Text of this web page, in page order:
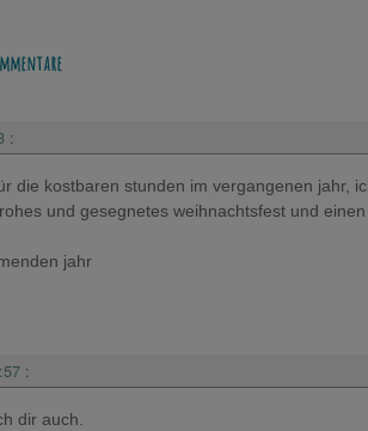
:
die kostbaren stunden im vergangenen jahr,
und gesegnetes weihnachtsfest und
jahr
:
dir auch.